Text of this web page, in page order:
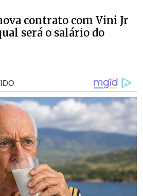
contrato com Vini Jr
será o salário do